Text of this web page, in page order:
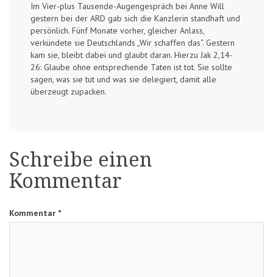
Im Vier-plus Tausende-Augengespräch bei Anne Will
gestern bei der ARD gab sich die Kanzlerin standhaft und
persönlich. Fünf Monate vorher, gleicher Anlass,
verkündete sie Deutschlands „Wir schaffen das“. Gestern
kam sie, bleibt dabei und glaubt daran. Hierzu Jak 2,14-
26: Glaube ohne entsprechende Taten ist tot. Sie sollte
sagen, was sie tut und was sie delegiert, damit alle
überzeugt zupacken.
Schreibe einen
Kommentar
Kommentar *